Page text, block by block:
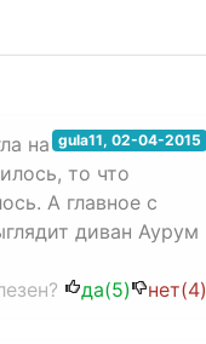
gula11,02-04-2015
на
то что
А главное с
диван Аурум
да(5) нет(4)